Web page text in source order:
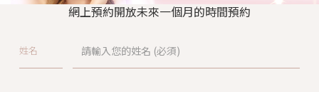
網上預約開放未來一個月的時間預約
姓名